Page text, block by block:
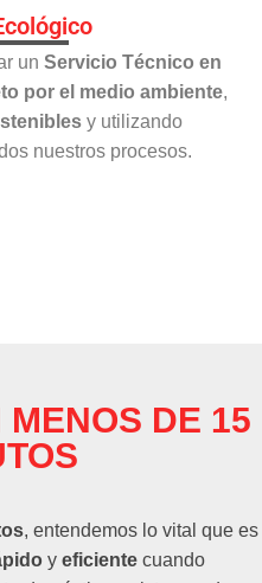
un Servicio Técnico en
por el medio ambiente,
y utilizando
nuestros procesos.
DE 15
, entendemos lo vital que es
y eficiente cuando